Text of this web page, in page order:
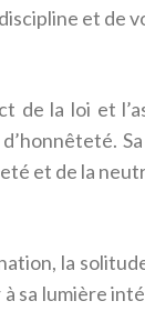
et de
de la loi et
et de la
la
sa lumière